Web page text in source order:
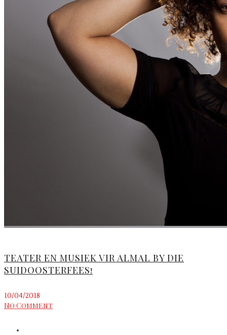
TEATER EN MUSIEK VIR ALMAL BY DIE
SUIDOOSTERFEES!
10/04/2018
No Comment